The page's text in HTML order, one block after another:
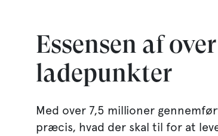
Essensen af
ladepunkter
Med over 7,5 millioner
præcis, hvad der skal til for at